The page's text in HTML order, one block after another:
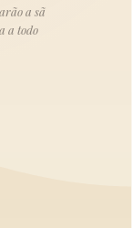
a sã
a todo